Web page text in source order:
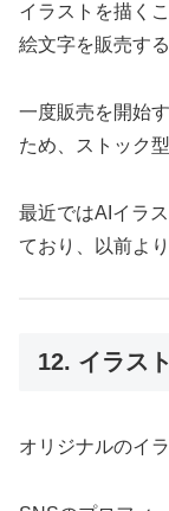
イラストを描く
絵文字を販売す
一度販売を開始
ため、ストック
最近ではAIイラ
ており、以前よ
12. イラス
オリジナルのイ